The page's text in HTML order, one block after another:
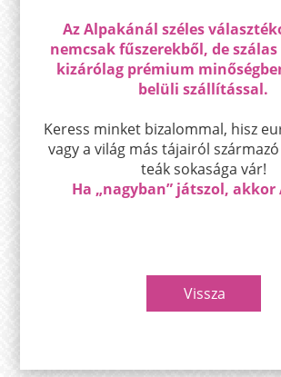
Az Alpakánál széles
nemcsak fűszerekből, de
kizárólag prémium
belüli szállítással.
Keress minket bizalommal, hisz
vagy a világ más tájairól
teák sokasága vár!
Ha „nagyban” játszol, akkor
Vissza